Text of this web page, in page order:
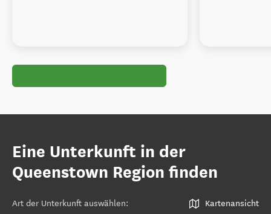
Eine Unterkunft in der
Queenstown Region finden
Art der Unterkunft auswählen: Kartenansicht